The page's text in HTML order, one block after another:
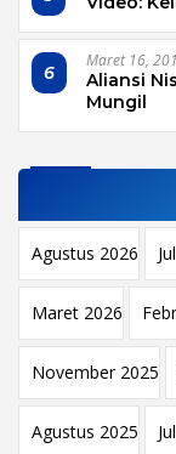
6
Maret 16,
Aliansi
Mungil
Agustus 2026
Maret 2026
November 2025
Agustus 2025